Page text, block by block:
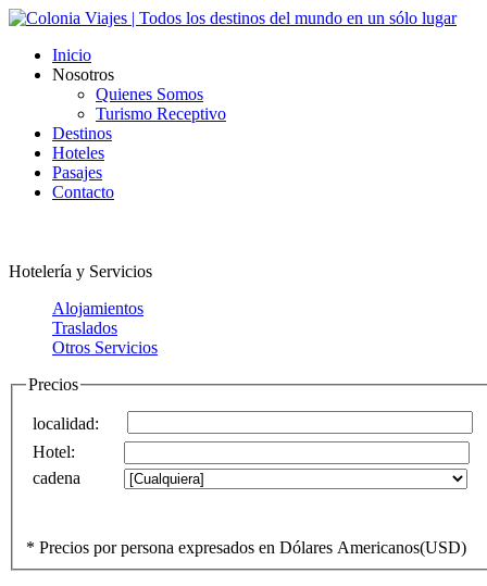
Inicio
Nosotros
Quienes Somos
Turismo Receptivo
Destinos
Hoteles
Pasajes
Contacto
Hotelería y Servicios
Alojamientos
Traslados
Otros Servicios
Precios
localidad:
Hotel:
cadena
* Precios por persona expresados en Dólares Americanos(USD)